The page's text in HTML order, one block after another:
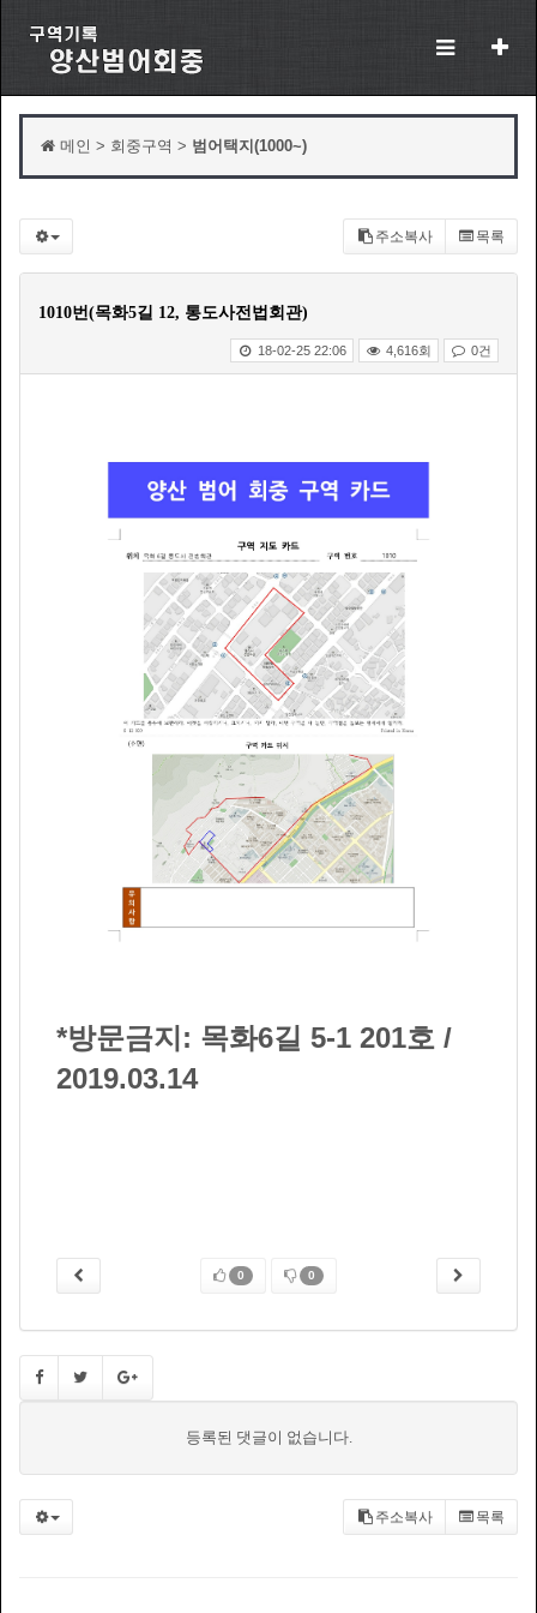
메인 > 회중구역 > 범어택지(1000~)
주소복사 목록
1010번(목화5길 12, 통도사전법회관)
18-02-25 22:06 4,616회 0건
*방문금지 : 목화6길 5-1 201호 /
2019.03.14
0 0
등록된 댓글이 없습니다.
주소복사 목록